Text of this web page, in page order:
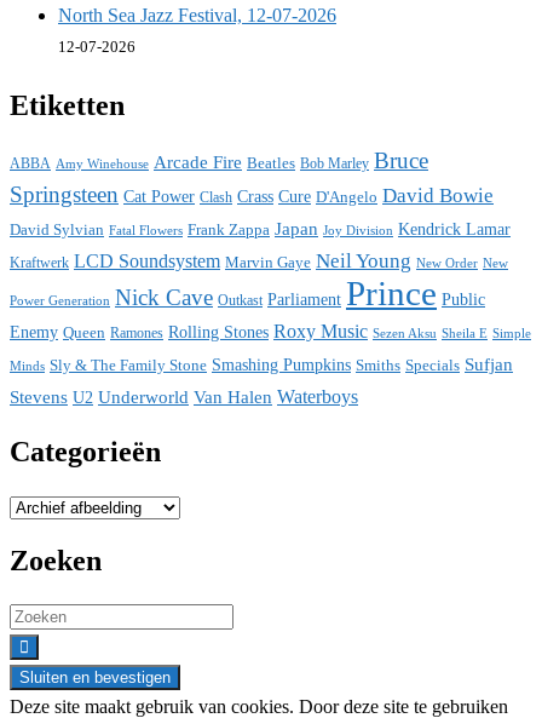
North Sea Jazz Festival, 12-07-2026
12-07-2026
Etiketten
ABBA Amy Winehouse Arcade Fire Beatles Bob Marley Bruce
Springsteen Cat Power Clash Crass Cure D'Angelo David Bowie
David Sylvian Fatal Flowers Frank Zappa Japan Joy Division Kendrick Lamar
Kraftwerk LCD Soundsystem Marvin Gaye Neil Young New Order New
Power Generation Nick Cave Outkast Parliament Prince Public
Enemy Queen Ramones Rolling Stones Roxy Music Sezen Aksu Sheila E Simple
Minds Sly & The Family Stone Smashing Pumpkins Smiths Specials Sufjan
Stevens U2 Underworld Van Halen Waterboys
Categorieën
Categorieën
Zoeken
Search
for:
Deze site maakt gebruik van cookies. Door deze site te gebruiken